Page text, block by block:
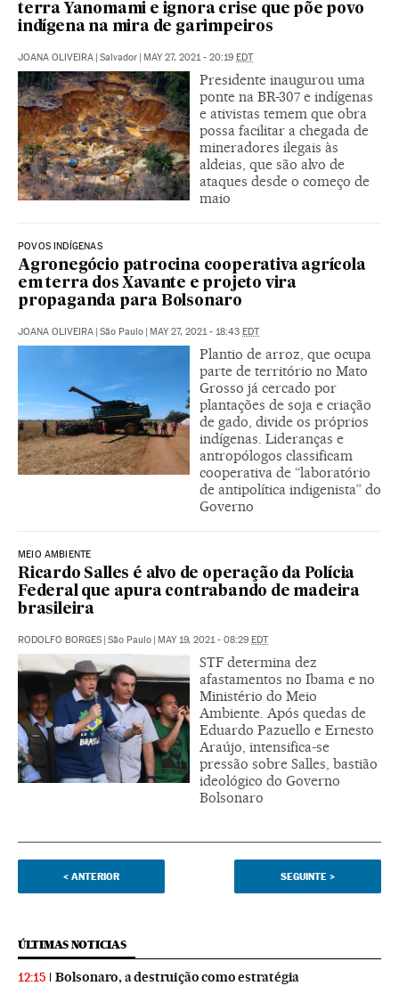
terra Yanomami e ignora crise que põe povo
indígena na mira de garimpeiros
JOANA OLIVEIRA | Salvador | MAY 27, 2021 - 20:19 EDT
Presidente inaugurou uma
ponte na BR-307 e indígenas
e ativistas temem que obra
possa facilitar a chegada de
mineradores ilegais às
aldeias, que são alvo de
ataques desde o começo de
maio
POVOS INDÍGENAS
Agronegócio patrocina cooperativa agrícola
em terra dos Xavante e projeto vira
propaganda para Bolsonaro
JOANA OLIVEIRA | São Paulo | MAY 27, 2021 - 18:43 EDT
Plantio de arroz, que ocupa
parte de território no Mato
Grosso já cercado por
plantações de soja e criação
de gado, divide os próprios
indígenas. Lideranças e
antropólogos classificam
cooperativa de “laboratório
de antipolítica indigenista” do
Governo
MEIO AMBIENTE
Ricardo Salles é alvo de operação da Polícia
Federal que apura contrabando de madeira
brasileira
RODOLFO BORGES | São Paulo | MAY 19, 2021 - 08:29 EDT
STF determina dez
afastamentos no Ibama e no
Ministério do Meio
Ambiente. Após quedas de
Eduardo Pazuello e Ernesto
Araújo, intensifica-se
pressão sobre Salles, bastião
ideológico do Governo
Bolsonaro
< ANTERIOR SEGUINTE >
ÚLTIMAS NOTICIAS
12:15 Bolsonaro, a destruição como estratégia